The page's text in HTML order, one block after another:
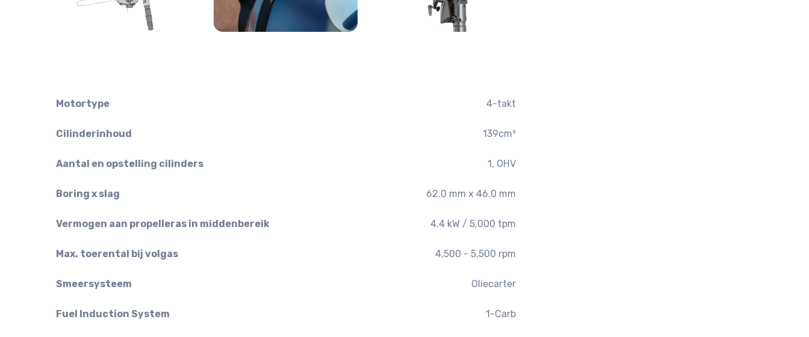
Motortype 4-takt
Cilinderinhoud 139cm³
Aantal en opstelling cilinders 1, OHV
Boring x slag 62.0 mm x 46.0 mm
Vermogen aan propelleras in middenbereik 4.4 kW / 5,000 tpm
Max. toerental bij volgas 4,500 - 5,500 rpm
Smeersysteem Oliecarter
Fuel Induction System 1-Carb